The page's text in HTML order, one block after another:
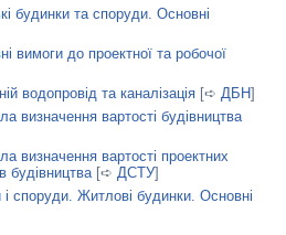
будинки та споруди. Основні
до проектної та робочої
водопровід та каналізація [➪ ДБН]
вартості будівництва
визначення вартості проектних
будівництва [➪ ДСТУ]
споруди. Житлові будинки. Основні